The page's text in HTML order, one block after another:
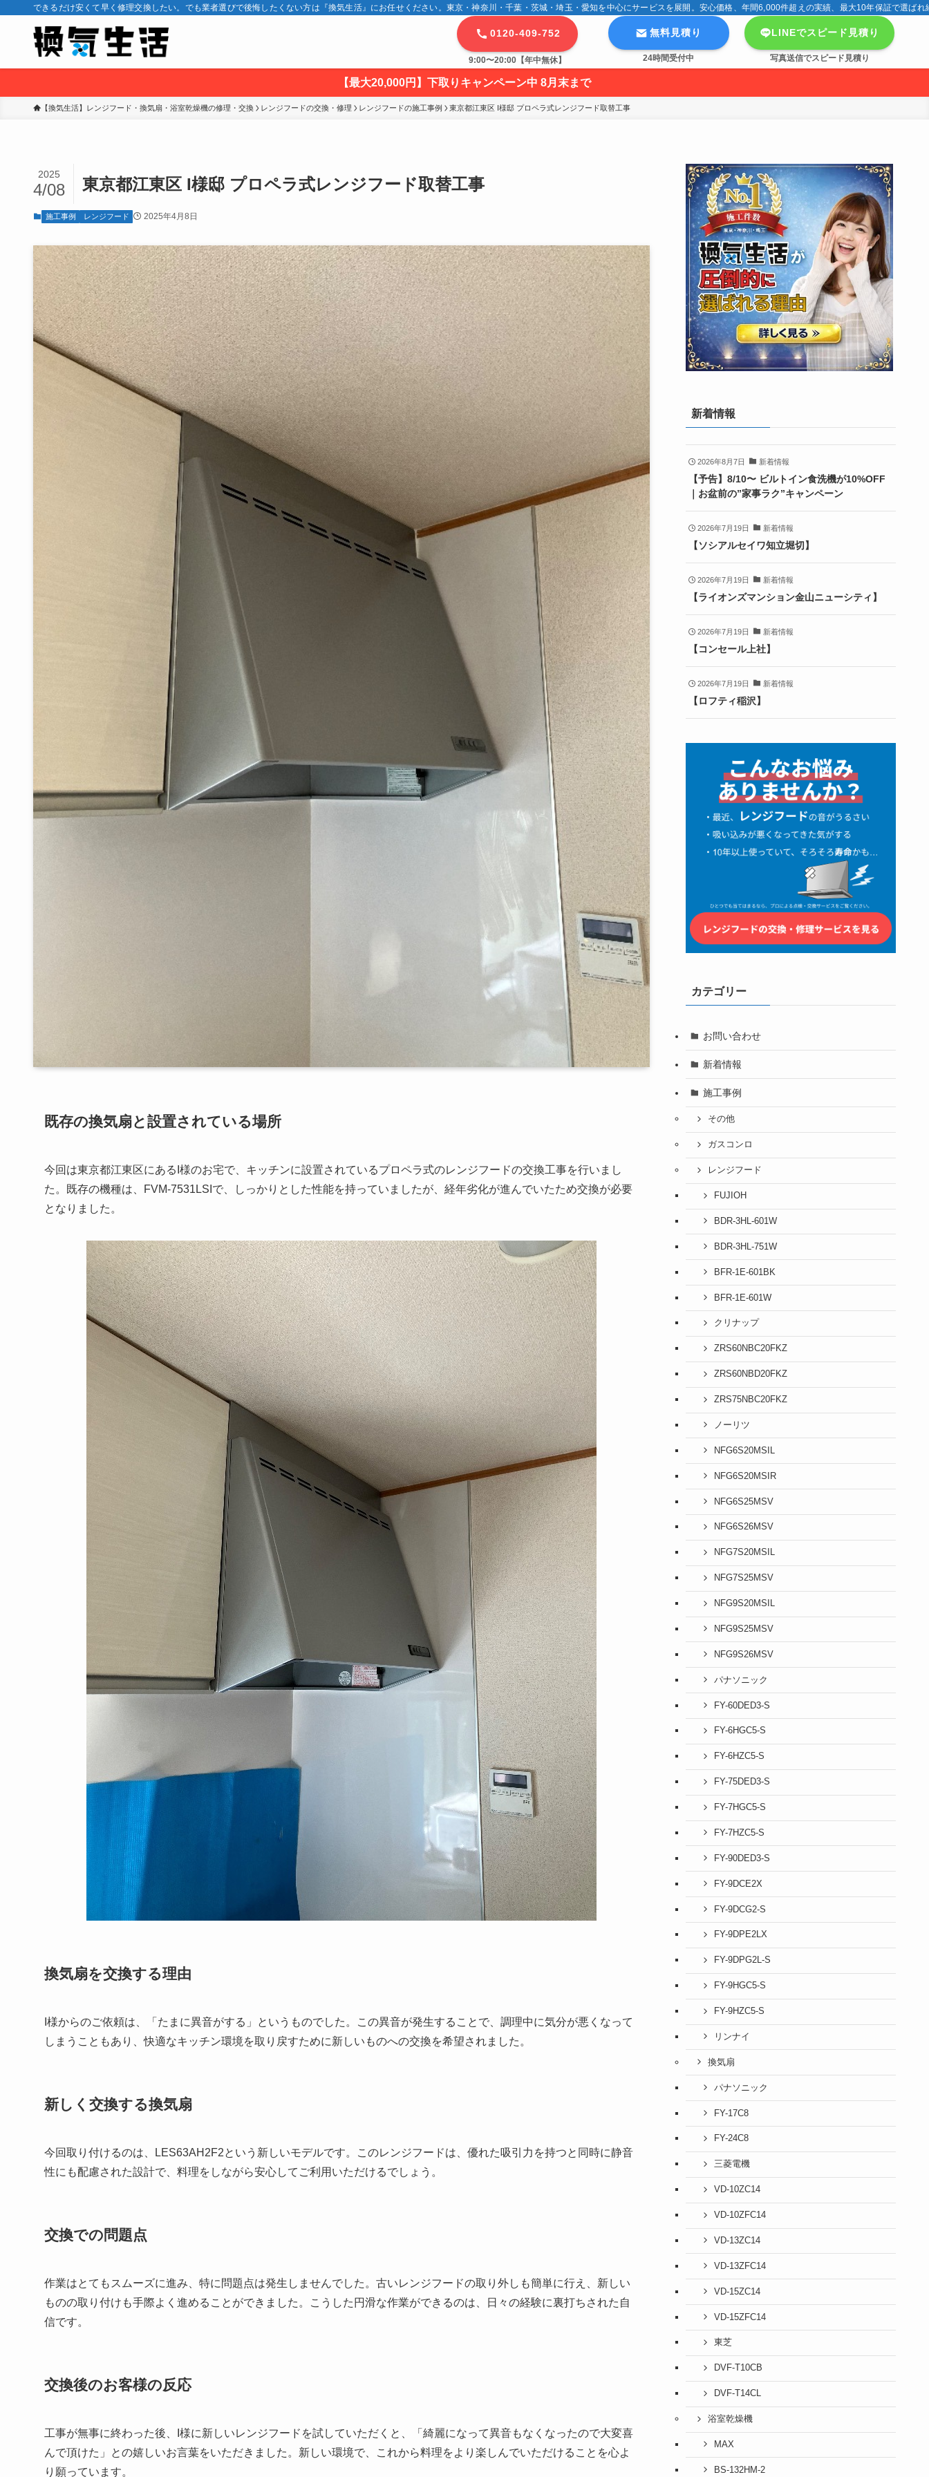
できるだけ安くて早く修理交換したい。でも業者選びで後悔したくない方は『換気生活』にお任せください。東京・神奈川・千葉・茨城・埼玉・愛知を中心にサービスを展開。安心価格、年間6,000件超えの実績、最大10年保証で選ばれ
0120-409-752
9:00〜20:00【年中無休】
無料見積り
24時間受付中
LINEでスピード見積り
写真送信でスピード見積り
【最大20,000円】下取りキャンペーン中 8月末まで
【換気生活】レンジフード・換気扇・浴室乾燥機の修理・交換 レンジフードの交換・修理 レンジフードの施工事例 東京都江東区 I様邸 プロペラ式レンジフード取替工事
東京都江東区 I様邸 プロペラ式レンジフード取替工事
2025
4/08
施工事例 レンジフード 2025年4月8日
既存の換気扇と設置されている場所
今回は東京都江東区にあるI様のお宅で、キッチンに設置されているプロペラ式のレンジフードの交換工事を行いまし
た。既存の機種は、FVM-7531LSIで、しっかりとした性能を持っていましたが、経年劣化が進んでいたため交換が必要
となりました。
換気扇を交換する理由
I様からのご依頼は、「たまに異音がする」というものでした。この異音が発生することで、調理中に気分が悪くなって
しまうこともあり、快適なキッチン環境を取り戻すために新しいものへの交換を希望されました。
新しく交換する換気扇
今回取り付けるのは、LES63AH2F2という新しいモデルです。このレンジフードは、優れた吸引力を持つと同時に静音
性にも配慮された設計で、料理をしながら安心してご利用いただけるでしょう。
交換での問題点
作業はとてもスムーズに進み、特に問題点は発生しませんでした。古いレンジフードの取り外しも簡単に行え、新しい
ものの取り付けも手際よく進めることができました。こうした円滑な作業ができるのは、日々の経験に裏打ちされた自
信です。
交換後のお客様の反応
工事が無事に終わった後、I様に新しいレンジフードを試していただくと、「綺麗になって異音もなくなったので大変喜
んで頂けた」との嬉しいお言葉をいただきました。新しい環境で、これから料理をより楽しんでいただけることを心よ
り願っています。
新着情報
2026年8月7日 新着情報
【予告】8/10〜 ビルトイン食洗機が10%OFF
｜お盆前の”家事ラク”キャンペーン
2026年7月19日 新着情報
【ソシアルセイワ知立堀切】
2026年7月19日 新着情報
【ライオンズマンション金山ニューシティ】
2026年7月19日 新着情報
【コンセール上社】
2026年7月19日 新着情報
【ロフティ稲沢】
カテゴリー
お問い合わせ
新着情報
施工事例
その他
ガスコンロ
レンジフード
FUJIOH
BDR-3HL-601W
BDR-3HL-751W
BFR-1E-601BK
BFR-1E-601W
クリナップ
ZRS60NBC20FKZ
ZRS60NBD20FKZ
ZRS75NBC20FKZ
ノーリツ
NFG6S20MSIL
NFG6S20MSIR
NFG6S25MSV
NFG6S26MSV
NFG7S20MSIL
NFG7S25MSV
NFG9S20MSIL
NFG9S25MSV
NFG9S26MSV
パナソニック
FY-60DED3-S
FY-6HGC5-S
FY-6HZC5-S
FY-75DED3-S
FY-7HGC5-S
FY-7HZC5-S
FY-90DED3-S
FY-9DCE2X
FY-9DCG2-S
FY-9DPE2LX
FY-9DPG2L-S
FY-9HGC5-S
FY-9HZC5-S
リンナイ
換気扇
パナソニック
FY-17C8
FY-24C8
三菱電機
VD-10ZC14
VD-10ZFC14
VD-13ZC14
VD-13ZFC14
VD-15ZC14
VD-15ZFC14
東芝
DVF-T10CB
DVF-T14CL
浴室乾燥機
MAX
BS-132HM-2